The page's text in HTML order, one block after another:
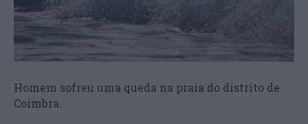
Homem sofreu uma queda na praia do distrito de
Coimbra.